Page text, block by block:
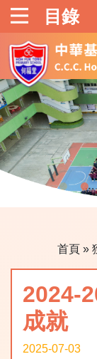
目錄
首頁 »
2024-
成就
2025-07-03